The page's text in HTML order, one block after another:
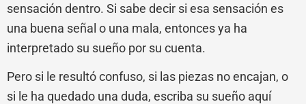
sensación dentro. Si sabe decir si esa sensación es
una buena señal o una mala, entonces ya ha
interpretado su sueño por su cuenta.
Pero si le resultó confuso, si las piezas no encajan, o
si le ha quedado una duda, escriba su sueño aquí